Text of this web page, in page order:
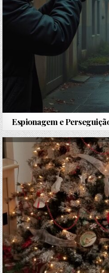
Espionagem e